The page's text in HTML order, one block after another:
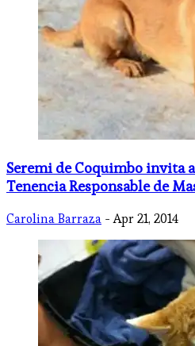
Seremi de Coquimbo invita
Tenencia Responsable de
Carolina Barraza - Apr 21, 2014